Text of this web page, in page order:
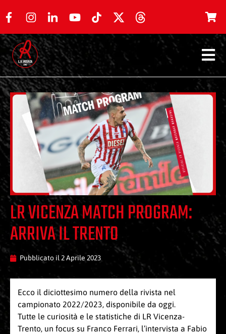
LR VICENZA MATCH PROGRAM:
ARRIVA IL TRENTO
Pubblicato il 2 Aprile 2023
Ecco il diciottesimo numero della rivista nel
campionato 2022/2023, disponibile da oggi.
Tutte le curiosità e le statistiche di LR Vicenza-
Trento, un focus su Franco Ferrari, l’intervista a Fabio